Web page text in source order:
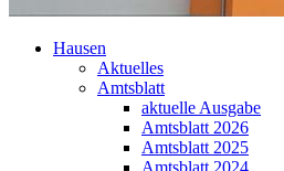
Hausen
Aktuelles
Amtsblatt
aktuelle Ausgabe
Amtsblatt 2026
Amtsblatt 2025
Amtsblatt 2024